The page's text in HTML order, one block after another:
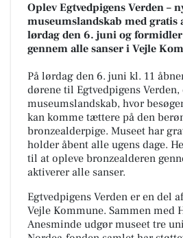
Oplev Egtvedpigens Verden –
museumslandskab med gratis
lørdag den 6. juni og
gennem alle sanser i Vejle
På lørdag den 6. juni kl. 11
dørene til Egtvedpigens Verden,
museumslandskab, hvor
kan komme tættere på den
bronzealderpige. Museet har
holder åbent alle ugens dage.
til at opleve bronzealderen
aktiverer alle sanser.
Egtvedpigens Verden er en del
Vejle Kommune. Sammen med
Anesminde udgør museet tre